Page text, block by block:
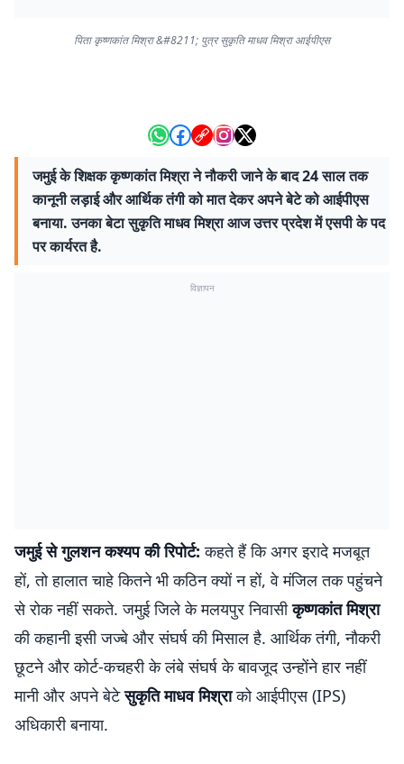
पिता कृष्णकांत मिश्रा &#8211; पुत्र सुकृति माधव मिश्रा आईपीएस
जमुई के शिक्षक कृष्णकांत मिश्रा ने नौकरी जाने के बाद 24 साल तक
कानूनी लड़ाई और आर्थिक तंगी को मात देकर अपने बेटे को आईपीएस
बनाया. उनका बेटा सुकृति माधव मिश्रा आज उत्तर प्रदेश में एसपी के पद
पर कार्यरत है.
विज्ञापन
जमुई से गुलशन कश्यप की रिपोर्ट: कहते हैं कि अगर इरादे मजबूत
हों, तो हालात चाहे कितने भी कठिन क्यों न हों, वे मंजिल तक पहुंचने
से रोक नहीं सकते. जमुई जिले के मलयपुर निवासीकृष्णकांत मिश्रा
की कहानी इसी जज्बे और संघर्ष की मिसाल है. आर्थिक तंगी, नौकरी
छूटने और कोर्ट-कचहरी के लंबे संघर्ष के बावजूद उन्होंने हार नहीं
मानी और अपने बेटेसुकृति माधव मिश्राको आईपीएस (IPS)
अधिकारी बनाया.